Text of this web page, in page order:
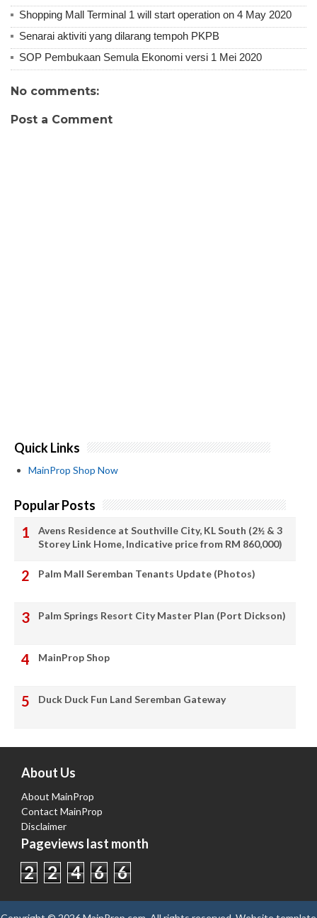
Shopping Mall Terminal 1 will start operation on 4 May 2020
Senarai aktiviti yang dilarang tempoh PKPB
SOP Pembukaan Semula Ekonomi versi 1 Mei 2020
No comments:
Post a Comment
Quick Links
MainProp Shop Now
Popular Posts
Avens Residence at Southville City, KL South (2½ & 3
Storey Link Home, Indicative price from RM 860,000)
Palm Mall Seremban Tenants Update (Photos)
Palm Springs Resort City Master Plan (Port Dickson)
MainProp Shop
Duck Duck Fun Land Seremban Gateway
About Us
About MainProp
Contact MainProp
Disclaimer
Pageviews last month
2 2 4 6 6